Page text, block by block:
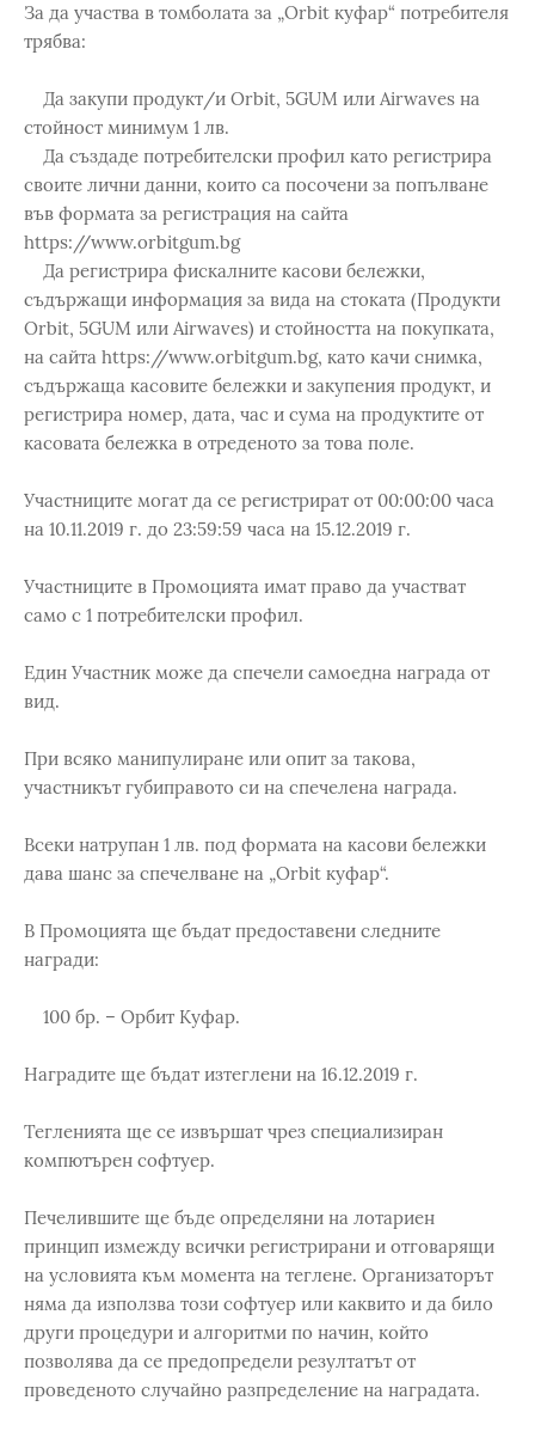
За да участва в томболата за „Orbit куфар“ потребителя
трябва:
Да закупи продукт/и Orbit, 5GUM или Airwaves на
стойност минимум 1 лв.
Да създаде потребителски профил като регистрира
своите лични данни, които са посочени за попълване
във формата за регистрация на сайта
https://www.orbitgum.bg
Да регистрира фискалните касови бележки,
съдържащи информация за вида на стоката (Продукти
Orbit, 5GUM или Airwaves) и стойността на покупката,
на сайта https://www.orbitgum.bg, като качи снимка,
съдържаща касовите бележки и закупения продукт, и
регистрира номер, дата, час и сума на продуктите от
касовата бележка в отреденото за това поле.
Участниците могат да се регистрират от 00:00:00 часа
на 10.11.2019 г. до 23:59:59 часа на 15.12.2019 г.
Участниците в Промоцията имат право да участват
само с 1 потребителски профил.
Един Участник може да спечели самоедна награда от
вид.
При всяко манипулиране или опит за такова,
участникът губиправото си на спечелена награда.
Всеки натрупан 1 лв. под формата на касови бележки
дава шанс за спечелване на „Orbit куфар“.
В Промоцията ще бъдат предоставени следните
награди:
100 бр. – Орбит Куфар.
Наградите ще бъдат изтеглени на 16.12.2019 г.
Тегленията ще се извършат чрез специализиран
компютърен софтуер.
Печелившите ще бъде определяни на лотариен
принцип измежду всички регистрирани и отговарящи
на условията към момента на теглене. Организаторът
няма да използва този софтуер или каквито и да било
други процедури и алгоритми по начин, който
позволява да се предопредели резултатът от
проведеното случайно разпределение на наградата.